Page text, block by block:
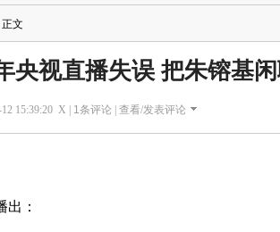
文
央视直播失误 把朱镕基
15:39:20 X | 1条评论 | 查看/发表评论
出：